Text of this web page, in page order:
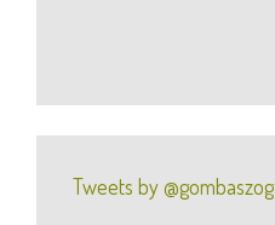
Tweets by @gombaszog